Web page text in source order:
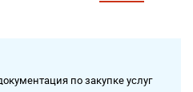
по закупке услуг